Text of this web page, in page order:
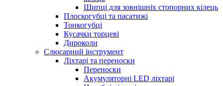
Щипці для зовнішніх стопорних кілець
Плоскогубці та пасатижі
Тонкогубці
Кусачки торцеві
Дироколи
Слюсарний інструмент
Ліхтарі та переноски
Переноски
Акумуляторні LED ліхтарі